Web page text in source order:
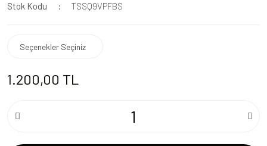
Stok Kodu
TSSQ9VPFBS
1.200,00 TL